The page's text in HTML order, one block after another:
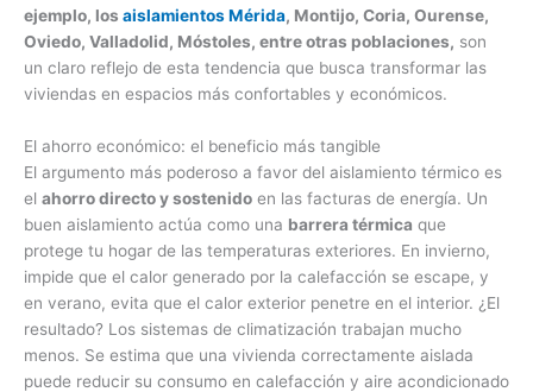
ejemplo, los aislamientos Mérida, Montijo, Coria, Ourense,
Oviedo, Valladolid, Móstoles, entre otras poblaciones, son
un claro reflejo de esta tendencia que busca transformar las
viviendas en espacios más confortables y económicos.
El ahorro económico: el beneficio más tangible
El argumento más poderoso a favor del aislamiento térmico es
el ahorro directo y sostenido en las facturas de energía. Un
buen aislamiento actúa como una barrera térmica que
protege tu hogar de las temperaturas exteriores. En invierno,
impide que el calor generado por la calefacción se escape, y
en verano, evita que el calor exterior penetre en el interior. ¿El
resultado? Los sistemas de climatización trabajan mucho
menos. Se estima que una vivienda correctamente aislada
puede reducir su consumo en calefacción y aire acondicionado